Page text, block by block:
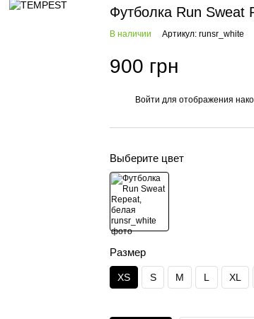
Футболка Run Sweat
В наличии Артикул: runsr_white
900 грн
Войти для отображения
Выберите цвет
Размер
XS S M L XL